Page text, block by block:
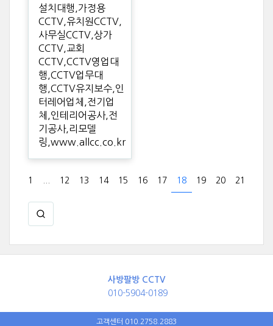
설치대행,가정용
CCTV,유치원CCTV,
사무실CCTV,상가
CCTV,교회
CCTV,CCTV영업대
행,CCTV업무대
행,CCTV유지보수,인
터레어업체,전기업
체,인테리어공사,전
기공사,리모델
링,www.allcc.co.kr
1 12 13 14 15 16 17 18 19 20 21
사방팔방 CCTV
010-5904-0189
고객센터 010.2758.2883